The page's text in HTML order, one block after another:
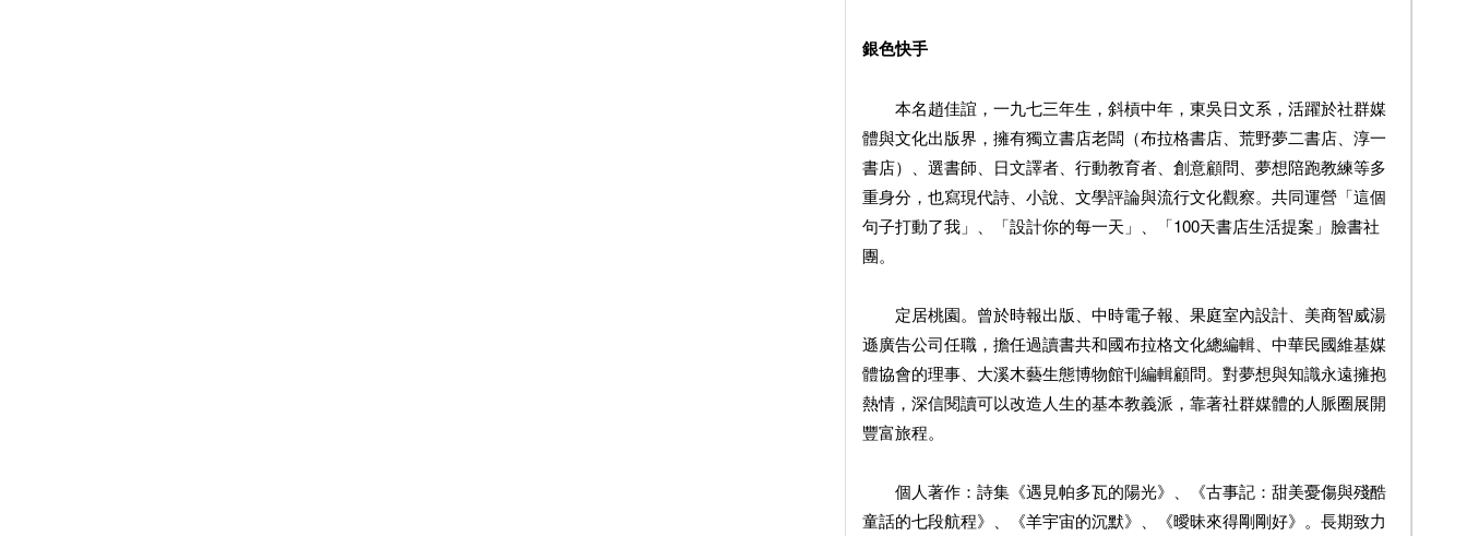
銀色快手
本名趙佳誼，一九七三年生，斜槓中年，東吳日文系，活躍於社群媒
體與文化出版界，擁有獨立書店老闆（布拉格書店、荒野夢二書店、淳一
書店）、選書師、日文譯者、行動教育者、創意顧問、夢想陪跑教練等多
重身分，也寫現代詩、小說、文學評論與流行文化觀察。共同運營「這個
句子打動了我」、「設計你的每一天」、「100天書店生活提案」臉書社
團。
定居桃園。曾於時報出版、中時電子報、果庭室內設計、美商智威湯
遜廣告公司任職，擔任過讀書共和國布拉格文化總編輯、中華民國維基媒
體協會的理事、大溪木藝生態博物館刊編輯顧問。對夢想與知識永遠擁抱
熱情，深信閱讀可以改造人生的基本教義派，靠著社群媒體的人脈圈展開
豐富旅程。
個人著作：詩集《遇見帕多瓦的陽光》、《古事記：甜美憂傷與殘酷
童話的七段航程》、《羊宇宙的沉默》、《曖昧來得剛剛好》。長期致力